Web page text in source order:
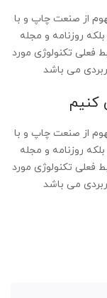
از صنعت چاپ و با
روزنامه و مجله
فعلی تکنولوژی مورد
می باشد
کنیم
از صنعت چاپ و با
روزنامه و مجله
فعلی تکنولوژی مورد
می باشد